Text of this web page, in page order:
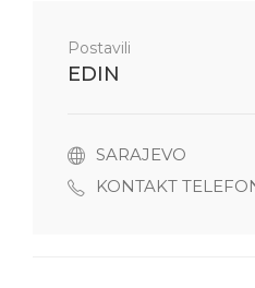
Postavili
EDIN
SARAJEVO
KONTAKT